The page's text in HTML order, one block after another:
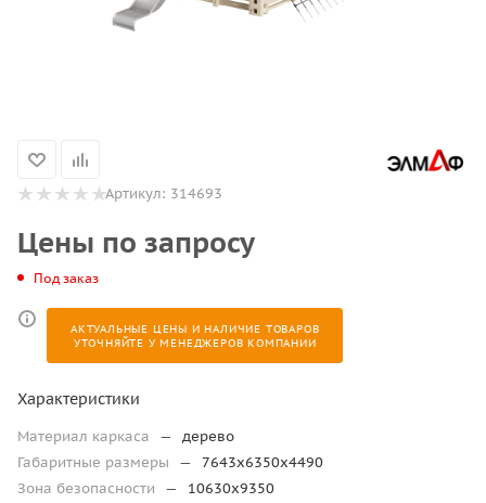
Артикул: 314693
Цены по запросу
Под заказ
АКТУАЛЬНЫЕ ЦЕНЫ И НАЛИЧИЕ ТОВАРОВ
УТОЧНЯЙТЕ У МЕНЕДЖЕРОВ КОМПАНИИ
Характеристики
Материал каркаса —
дерево
Габаритные размеры
—
7643х6350х4490
Зона безопасности
—
10630х9350